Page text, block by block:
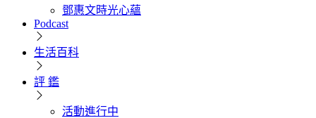
鄧惠文時光心蘊
Podcast
生活百科
評 鑑
活動進行中